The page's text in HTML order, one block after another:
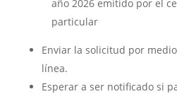
año 2026 emitido por el
particular
Enviar la solicitud por
línea.
Esperar a ser notificado si